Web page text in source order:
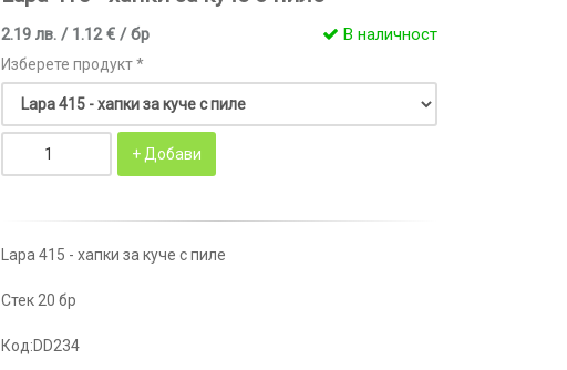
2.19 лв. / 1.12 € / бр В наличност
Изберете продукт *
Lapa 415 - хапки за куче с пиле
Стек 20 бр
Код:DD234